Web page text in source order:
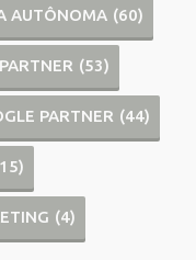
AUTÔNOMA (60)
(53)
PARTNER (44)
(4)